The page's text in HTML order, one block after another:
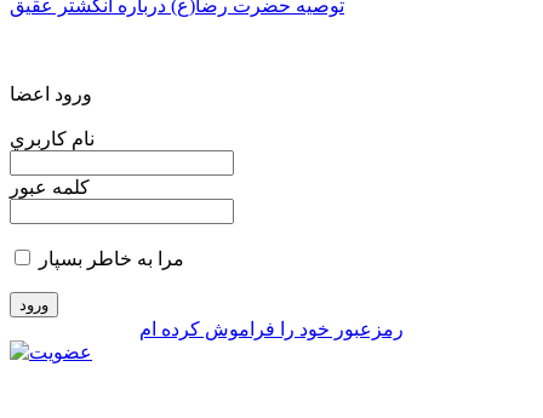
توصیه حضرت رضا(ع) درباره انگشتر عقیق
ورود اعضا
نام کاربري
کلمه عبور
مرا به خاطر بسپار
رمزعبور خود را فراموش کرده ام